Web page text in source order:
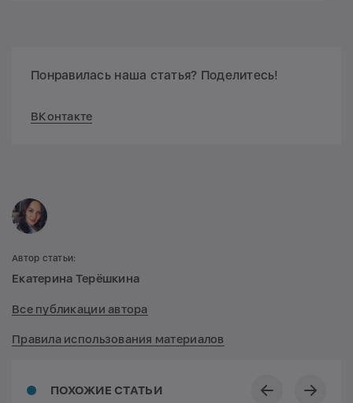
Понравилась наша статья? Поделитесь!
ВКонтакте
ПОХОЖИЕ СТАТЬИ
Автор статьи:
Екатерина Терёшкина
Все публикации автора
Правила использования материалов